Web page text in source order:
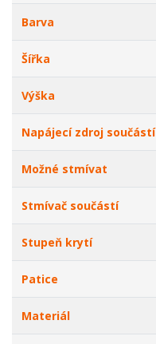
Barva
Šířka
Výška
Napájecí zdroj součástí
Možné stmívat
Stmívač součástí
Stupeň krytí
Patice
Materiál